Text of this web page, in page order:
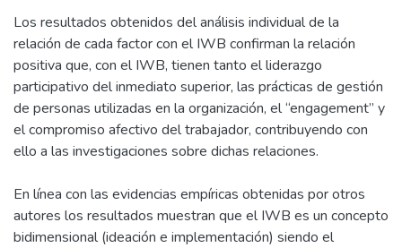
Los resultados obtenidos del análisis individual de la
relación de cada factor con el IWB confirman la relación
positiva que, con el IWB, tienen tanto el liderazgo
participativo del inmediato superior, las prácticas de gestión
de personas utilizadas en la organización, el “engagement” y
el compromiso afectivo del trabajador, contribuyendo con
ello a las investigaciones sobre dichas relaciones.
En línea con las evidencias empíricas obtenidas por otros
autores los resultados muestran que el IWB es un concepto
bidimensional (ideación e implementación) siendo el